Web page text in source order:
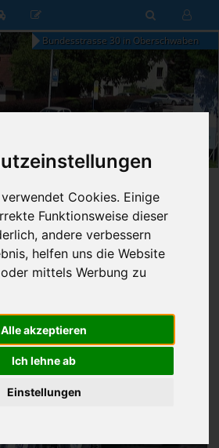
Cookies. Einige
Funktionsweise dieser
andere verbessern
helfen uns die Website
mittels Werbung zu
Alle akzeptieren
Ich lehne ab
Einstellungen
Bundesstrasse 30 in Oberschwaben
Nachrichten
Nr. 9418
256
um Start-Ziel-